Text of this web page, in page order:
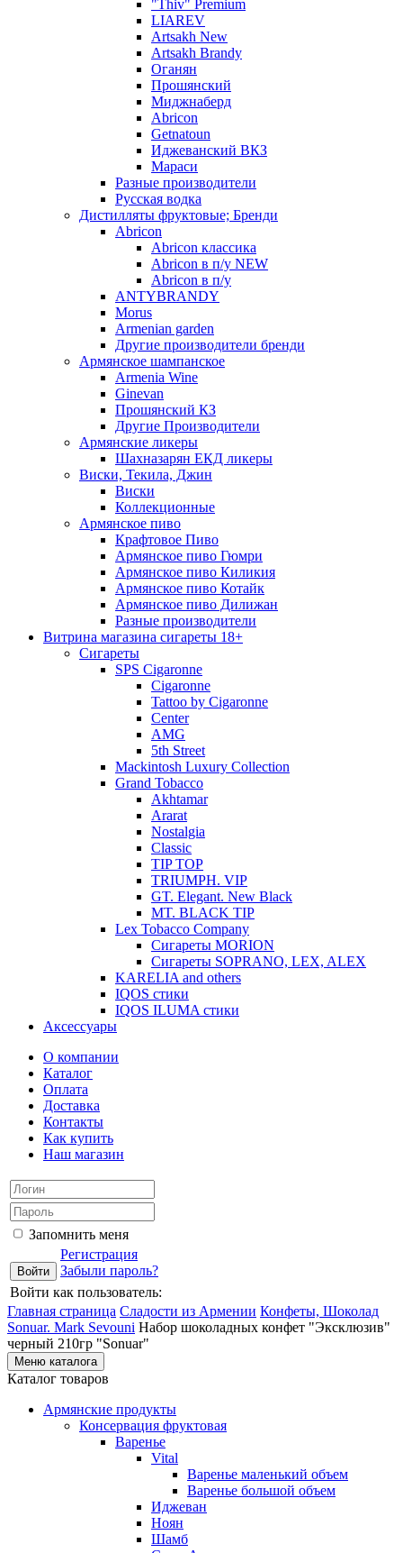
"Thiv" Premium
LIAREV
Artsakh New
Artsakh Brandy
Оганян
Прошянский
Миджнаберд
Abricon
Getnatoun
Иджеванский ВКЗ
Мараси
Разные производители
Русская водка
Дистилляты фруктовые; Бренди
Abricon
Abricon классика
Abricon в п/у NEW
Abricon в п/у
ANTYBRANDY
Morus
Armenian garden
Другие производители бренди
Армянское шампанское
Armenia Wine
Ginevan
Прошянский КЗ
Другие Производители
Армянские ликеры
Шахназарян ЕКД ликеры
Виски, Текила, Джин
Виски
Коллекционные
Армянское пиво
Крафтовое Пиво
Армянское пиво Гюмри
Армянское пиво Киликия
Армянское пиво Котайк
Армянское пиво Дилижан
Разные производители
Витрина магазина сигареты 18+
Cигареты
SPS Cigaronne
Сigaronne
Tattoo by Cigaronne
Center
AMG
5th Street
Mackintosh Luxury Collection
Grand Tobacco
Akhtamar
Ararat
Nostalgia
Classic
TIP TOP
TRIUMPH. VIP
GT. Elegant. New Black
MT. BLACK TIP
Lex Tobacco Company
Сигареты MORION
Сигареты SOPRANO, LEX, ALEX
KARELIA and others
IQOS стики
IQOS ILUMA стики
Аксессуары
О компании
Каталог
Оплата
Доставка
Контакты
Как купить
Наш магазин
Запомнить меня
Регистрация
Забыли пароль?
Войти как пользователь:
Главная страница Сладости из Армении Конфеты, Шоколад
Sonuar. Mark Sevouni Набор шоколадных конфет "Эксклюзив"
черный 210гр "Sonuar"
Меню каталога
Каталог товаров
Армянские продукты
Консервация фруктовая
Варенье
Vital
Варенье маленький объем
Варенье большой объем
Иджеван
Ноян
Шамб